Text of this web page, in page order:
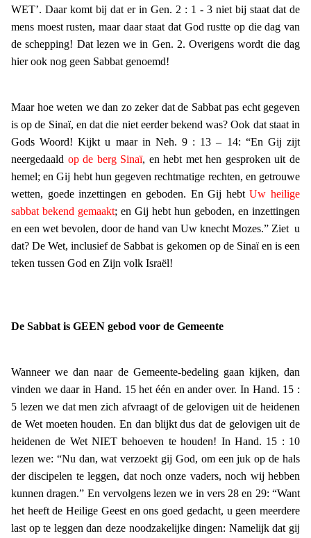
WET’. Daar komt bij dat er in Gen. 2 : 1 - 3 niet bij staat dat de
mens moest rusten, maar daar staat dat God rustte op die dag van
de schepping! Dat lezen we in Gen. 2. Overigens wordt die dag
hier ook nog geen Sabbat genoemd!
Maar hoe weten we dan zo zeker dat de Sabbat pas echt gegeven
is op de Sinaï, en dat die niet eerder bekend was? Ook dat staat in
Gods Woord! Kijkt u maar in Neh. 9 : 13 – 14: “En Gij zijt
neergedaald op de berg Sinaï, en hebt met hen gesproken uit de
hemel; en Gij hebt hun gegeven rechtmatige rechten, en getrouwe
wetten, goede inzettingen en geboden. En Gij hebtUw heilige
sabbat bekend gemaakt; en Gij hebt hun geboden, en inzettingen
en een wet bevolen, door de hand van Uw knecht Mozes.” Ziet u
dat? De Wet, inclusief de Sabbat is gekomen op de Sinaï en is een
teken tussen God en Zijn volk Israël!
De Sabbat is GEEN gebod voor de Gemeente
Wanneer we dan naar de Gemeente-bedeling gaan kijken, dan
vinden we daar in Hand. 15 het één en ander over. In Hand. 15 :
5 lezen we dat men zich afvraagt of de gelovigen uit de heidenen
de Wet moeten houden. En dan blijkt dus dat de gelovigen uit de
heidenen de Wet NIET behoeven te houden! In Hand. 15 : 10
lezen we: “Nu dan, wat verzoekt gij God, om een juk op de hals
der discipelen te leggen, dat noch onze vaders, noch wij hebben
kunnen dragen.” En vervolgens lezen we in vers 28 en 29: “Want
het heeft de Heilige Geest en ons goed gedacht, u geen meerdere
last op te leggen dan deze noodzakelijke dingen: Namelijk dat gij